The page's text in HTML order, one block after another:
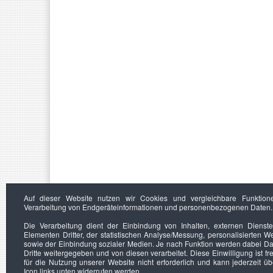
Auf dieser Website nutzen wir Cookies und vergleichbare
Verarbeitung von Endgeräteinformationen und personenbezogenen Daten.
Die Verarbeitung dient der Einbindung von Inhalten, externen
Elementen Dritter, der statistischen Analyse/Messung, personalisierten
sowie der Einbindung sozialer Medien. Je nach Funktion werden dabei
Dritte weitergegeben und von diesen verarbeitet. Diese Einwilligung ist
für die Nutzung unserer Website nicht erforderlich und kann jederzeit
Icon links unten widerrufen werden.